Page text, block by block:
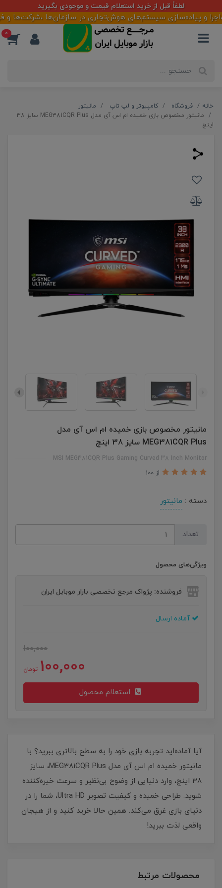
لطفاً قبل از خرید استعلام قیمت و موجودی بگیرید
و پیاده‌سازی سیستم‌های هوش‌تجاری در سازمان‌ها ،شرکت‌ها و
0
خانه فروشگاه کامپیوتر و لپ تاپ
مانیتور
مانیتور مخصوص بازی خمیده ام اس آی مدل MEG381CQR Plus سایز 38
اینچ
مانیتور مخصوص بازی خمیده ام اس آی مدل
MEG381CQR Plus سایز 38 اینچ
MSI MEG381CQR Plus Gaming Curved 38 Inch Monitor
از 100
دسته : مانیتور
تعداد
ویژگی‌های محصول
فروشنده: پژواک مرجع تخصصی بازار موبایل ایران
آماده ارسال
100,000
100,000 تومان
آیا آماده‌اید تجربه بازی خود را به سطح بالاتری ببرید؟ با
مانیتور خمیده ام اس آی مدل MEG381CQR Plus، سایز
38 اینچ، وارد دنیایی از وضوح بی‌نظیر و سرعت خیره‌کننده
شوید. طراحی خمیده و کیفیت تصویر Ultra HD، شما را در
دنیای بازی غرق می‌کند. همین حالا خرید کنید و از هیجان
واقعی لذت ببرید!
محصولات مرتبط